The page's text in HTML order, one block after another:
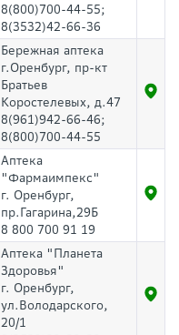
8(800)700-44-55;
8(3532)42-66-36
Бережная аптека
г.Оренбург, пр-кт
Братьев
Коростелевых, д.47
8(961)942-66-46;
8(800)700-44-55
Аптека
"Фармаимпекс"
г. Оренбург,
пр.Гагарина,29Б
8 800 700 91 19
Аптека "Планета
Здоровья"
г. Оренбург,
ул.Володарского,
20/1